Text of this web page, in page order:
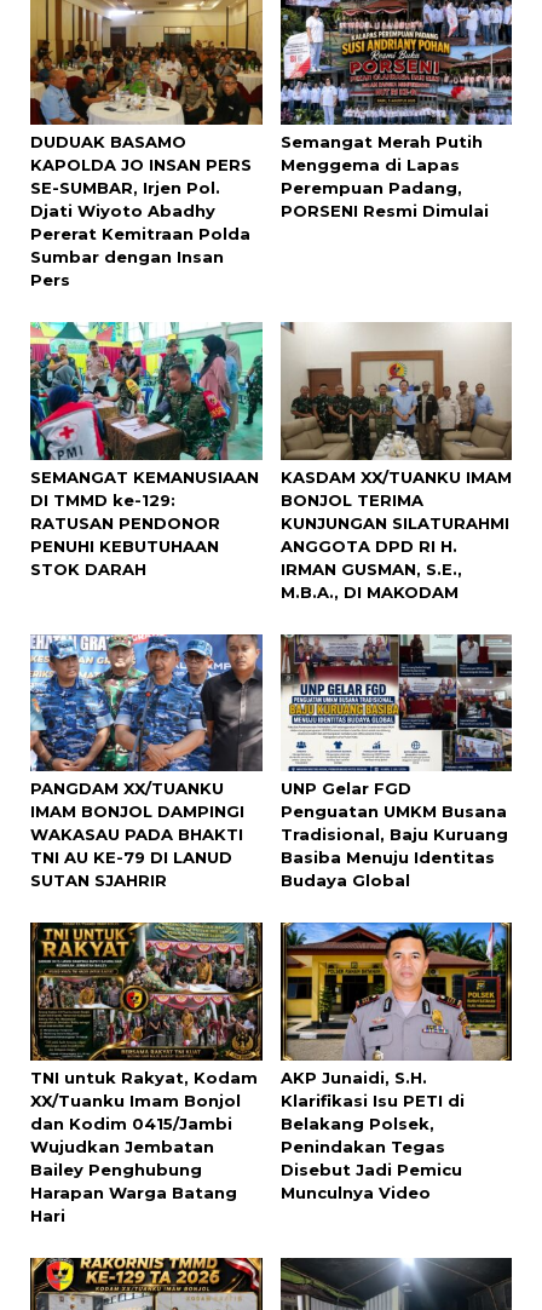
DUDUAK BASAMO
KAPOLDA JO INSAN PERS
SE-SUMBAR, Irjen Pol.
Djati Wiyoto Abadhy
Pererat Kemitraan Polda
Sumbar dengan Insan
Pers
Semangat Merah Putih
Menggema di Lapas
Perempuan Padang,
PORSENI Resmi Dimulai
SEMANGAT KEMANUSIAAN
DI TMMD ke-129:
RATUSAN PENDONOR
PENUHI KEBUTUHAAN
STOK DARAH
KASDAM XX/TUANKU IMAM
BONJOL TERIMA
KUNJUNGAN SILATURAHMI
ANGGOTA DPD RI H.
IRMAN GUSMAN, S.E.,
M.B.A., DI MAKODAM
PANGDAM XX/TUANKU
IMAM BONJOL DAMPINGI
WAKASAU PADA BHAKTI
TNI AU KE-79 DI LANUD
SUTAN SJAHRIR
UNP Gelar FGD
Penguatan UMKM Busana
Tradisional, Baju Kuruang
Basiba Menuju Identitas
Budaya Global
TNI untuk Rakyat, Kodam
XX/Tuanku Imam Bonjol
dan Kodim 0415/Jambi
Wujudkan Jembatan
Bailey Penghubung
Harapan Warga Batang
Hari
AKP Junaidi, S.H.
Klarifikasi Isu PETI di
Belakang Polsek,
Penindakan Tegas
Disebut Jadi Pemicu
Munculnya Video